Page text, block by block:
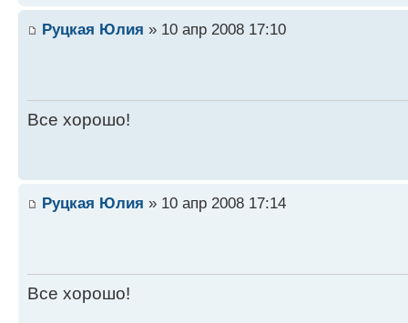
Руцкая Юлия » 10 апр 2008 17:10
Все хорошо!
Руцкая Юлия » 10 апр 2008 17:14
Все хорошо!